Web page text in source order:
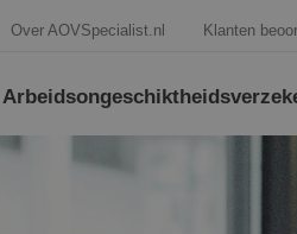
Over AOVSpecialist.nl Klanten